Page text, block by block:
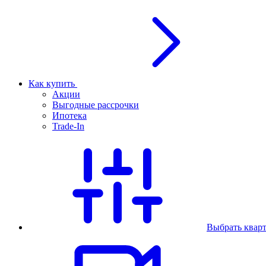
Как купить
Акции
Выгодные рассрочки
Ипотека
Trade-In
Выбрать